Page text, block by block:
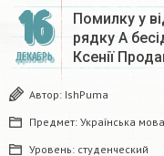
16
ДЕКАБРЬ
Помилку у
рядку А
Ксенії
Автор: IshPuma
Предмет: Українська мова
Уровень: студенческий